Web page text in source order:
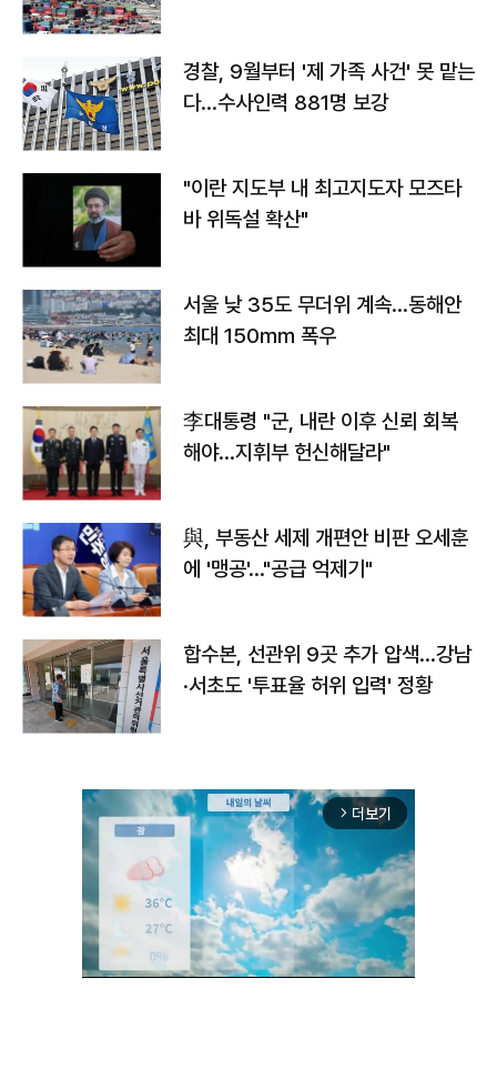
경찰, 9월부터 '제 가족 사건' 못 맡는
다…수사인력 881명 보강
"이란 지도부 내 최고지도자 모즈타
바 위독설 확산"
서울 낮 35도 무더위 계속…동해안
최대 150㎜ 폭우
李대통령 "군, 내란 이후 신뢰 회복
해야…지휘부 헌신해달라"
與, 부동산 세제 개편안 비판 오세훈
에 '맹공'…"공급 억제기"
합수본, 선관위 9곳 추가 압색…강남
·서초도 '투표율 허위 입력' 정황
arrow_forward_ios 더보기